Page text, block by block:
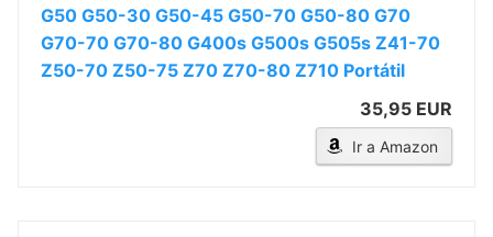
G50 G50-30 G50-45 G50-70 G50-80 G70
G70-70 G70-80 G400s G500s G505s Z41-70
Z50-70 Z50-75 Z70 Z70-80 Z710 Portátil
35,95 EUR
Ir a Amazon